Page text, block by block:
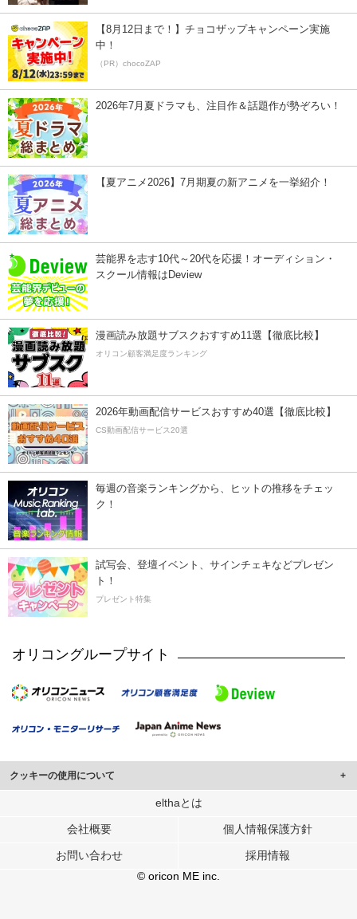
【8月12日まで！】チョコザップキャンペーン実施
中！
（PR）chocoZAP
2026年7月夏ドラマも、注目作＆話題作が勢ぞろい！
【夏アニメ2026】7月期夏の新アニメを一挙紹介！
芸能界を志す10代～20代を応援！オーディション・
スクール情報はDeview
漫画読み放題サブスクおすすめ11選【徹底比較】
オリコン顧客満足度ランキング
2026年動画配信サービスおすすめ40選【徹底比較】
CS動画配信サービス20選
毎週の音楽ランキングから、ヒットの推移をチェッ
ク！
試写会、登壇イベント、サインチェキなどプレゼン
ト！
プレゼント特集
オリコングループサイト
クッキーの使用について
このサイトでは Cookie を使用して、ユーザーに合わせたコンテンツや広告の
行っています。
メディアや広告配信、データ解析の各パートナーに提供しています。
各パートナーは、この情報とユーザーが各パートナーに提供した他の情報や、
ユーザーが各パートナーのサービスを使用したときに収集した他の情報を組み
elthaとは
会社概要 個人情報保護方針
お問い合わせ
採用情報
© oricon ME inc.